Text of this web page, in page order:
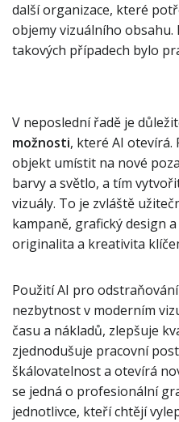
další organizace, které
objemy vizuálního obsahu.
takových případech bylo
V neposlední řadě je
možnosti, které AI otevírá.
objekt umístit na nové
barvy a světlo, a tím
vizuály. To je zvláště
kampaně, grafický design
originalita a kreativita
Použití AI pro
nezbytnost v moderním
času a nákladů, zlepšuje
zjednodušuje pracovní
škálovatelnost a otevírá
se jedná o profesionální
jednotlivce, kteří chtějí